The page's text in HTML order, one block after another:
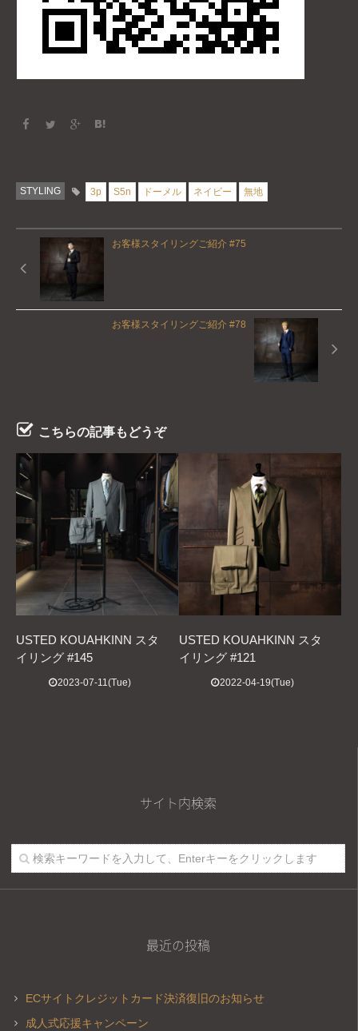
STYLING 3p S5n ドーメル ネイビー 無地
お客様スタイリングご紹介 #75
お客様スタイリングご紹介 #78
こちらの記事もどうぞ
USTED KOUAHKINN スタ
イリング #145
2023-07-11(Tue)
USTED KOUAHKINN スタ
イリング #121
2022-04-19(Tue)
サイト内検索
最近の投稿
ECサイトクレジットカード決済復旧のお知らせ
成人式応援キャンペーン